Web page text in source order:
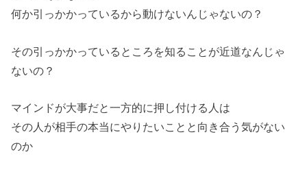
何か引っかかっているから動けないんじゃないの？
その引っかかっているところを知ることが近道なんじゃ
ないの？
マインドが大事だと一方的に押し付ける人は
その人が相手の本当にやりたいことと向き合う気がない
のか